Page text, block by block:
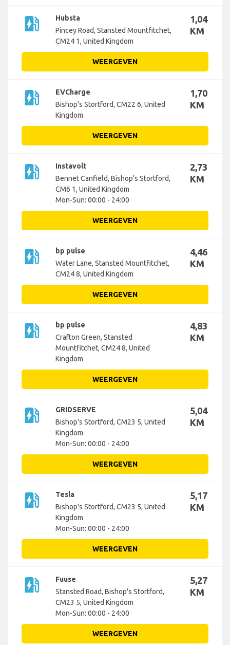
ev_station
Hubsta
Pincey Road, Stansted Mountfitchet,
CM24 1, United Kingdom
1,04
KM
WEERGEVEN
ev_station
EVCharge
Bishop's Stortford, CM22 6, United
Kingdom
1,70
KM
WEERGEVEN
ev_station
Instavolt
Bennet Canfield, Bishop's Stortford,
CM6 1, United Kingdom
Mon-Sun: 00:00 - 24:00
2,73
KM
WEERGEVEN
ev_station
bp pulse
Water Lane, Stansted Mountfitchet,
CM24 8, United Kingdom
4,46
KM
WEERGEVEN
ev_station
bp pulse
Crafton Green, Stansted
Mountfitchet, CM24 8, United
Kingdom
4,83
KM
WEERGEVEN
ev_station
GRIDSERVE
Bishop's Stortford, CM23 5, United
Kingdom
Mon-Sun: 00:00 - 24:00
5,04
KM
WEERGEVEN
ev_station
Tesla
Bishop's Stortford, CM23 5, United
Kingdom
Mon-Sun: 00:00 - 24:00
5,17
KM
WEERGEVEN
ev_station
Fuuse
Stansted Road, Bishop's Stortford,
CM23 5, United Kingdom
Mon-Sun: 00:00 - 24:00
5,27
KM
WEERGEVEN